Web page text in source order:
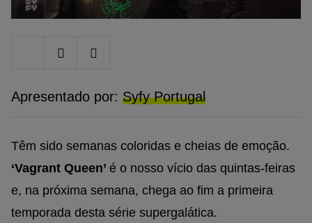
ShareShare Share
Apresentado por: Syfy Portugal
Têm sido semanas coloridas e cheias de emoção.
‘Vagrant Queen’ é o nosso vício das quintas-feiras
e, na próxima semana, chega ao fim a primeira
temporada desta série supergalática.